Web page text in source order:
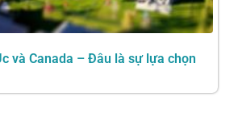
và Canada – Đâu là sự lựa chọn